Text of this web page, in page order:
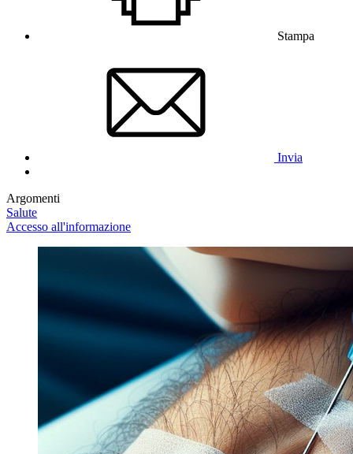
Stampa
Invia
Argomenti
Salute
Accesso all'informazione